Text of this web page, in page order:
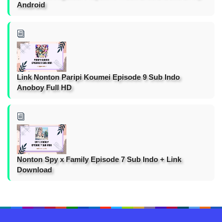
Android
Link Nonton Paripi Koumei Episode 9 Sub Indo
Anoboy Full HD
Nonton Spy x Family Episode 7 Sub Indo + Link
Download